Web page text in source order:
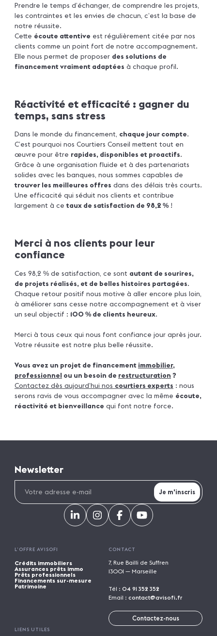
Prendre le temps d’échanger, de comprendre les projets,
les contraintes et les envies de chacun, c’est la base de
notre réussite.
Cette écoute attentive est régulièrement citée par nos
clients comme un point fort de notre accompagnement.
Elle nous permet de proposer des solutions de
financement vraiment adaptées à chaque profil.
Réactivité et efficacité : gagner du
temps, sans stress
Dans le monde du financement, chaque jour compte.
C’est pourquoi nos Courtiers Conseil mettent tout en
œuvre pour être rapides, disponibles et proactifs.
Grâce à une organisation fluide et à des partenariats
solides avec les banques, nous sommes capables de
trouver les meilleures offres dans des délais très courts.
Une efficacité qui séduit nos clients et contribue
largement à cetaux de satisfaction de 98,2 % !
Merci à nos clients pour leur
confiance
Ces 98,2 % de satisfaction, ce sont autant de sourires,
de projets réalisés, et de belles histoires partagées.
Chaque retour positif nous motive à aller encore plus loin,
à améliorer sans cesse notre accompagnement et à viser
un seul objectif : 100 % de clients heureux.
Merci à tous ceux qui nous font confiance jour après jour.
Votre réussite est notre plus belle réussite.
Vous avez un projet de financement immobilier,
professionnel ou un besoin de restructuration ?
Contactez dès aujourd’hui nos courtiers experts : nous
serons ravis de vous accompagner avec la même écoute,
réactivité et bienveillance qui font notre force.
Newsletter
L’OFFRE AVISOFI
Crédits immobiliers
Assurances prêts immo
Prêts professionnels
Financements sur-mesure
Patrimoine
CONTACT
7, Rue Bailli de Suffren
13001 — Marseille
Tél : 04 91 352 352
Email : contact@avisofi.fr
Contactez-nous
LIENS UTILES